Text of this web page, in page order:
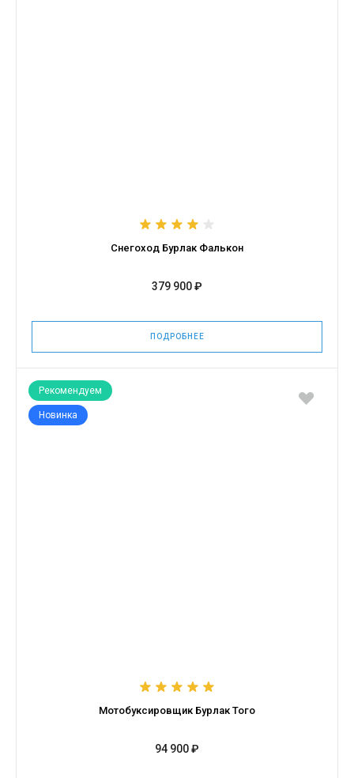
Снегоход Бурлак Фалькон
379 900 ₽
ПОДРОБНЕЕ
Рекомендуем
Новинка
Мотобуксировщик Бурлак Того
94 900 ₽